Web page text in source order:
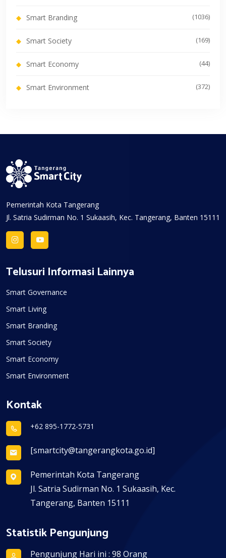
Smart Branding (1036)
Smart Society (169)
Smart Economy (44)
Smart Environment (372)
Pemerintah Kota Tangerang
Jl. Satria Sudirman No. 1 Sukaasih, Kec. Tangerang, Banten 15111
Telusuri Informasi Lainnya
Smart Governance
Smart Living
Smart Branding
Smart Society
Smart Economy
Smart Environment
Kontak
+62 895-1772-5731
[smartcity@tangerangkota.go.id]
Pemerintah Kota Tangerang
Jl. Satria Sudirman No. 1 Sukaasih, Kec.
Tangerang, Banten 15111
Statistik Pengunjung
Pengunjung Hari ini : 98 Orang